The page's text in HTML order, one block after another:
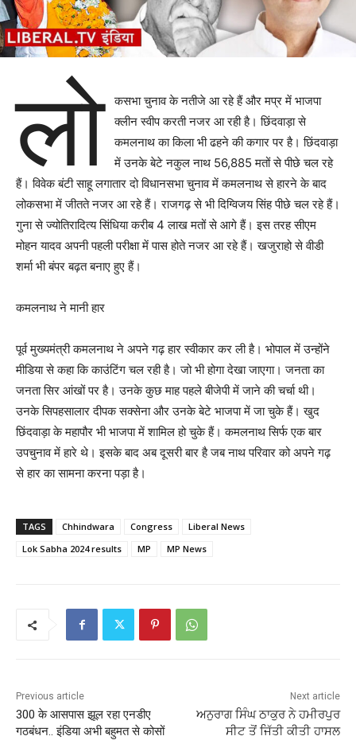
लो
कसभा चुनाव के नतीजे आ रहे हैं और मप्र में भाजपा
क्लीन स्वीप करती नजर आ रही है। छिंदवाड़ा से
कमलनाथ का किला भी ढहने की कगार पर है। छिंदवाड़ा
में उनके बेटे नकुल नाथ 56,885 मतों से पीछे चल रहे
हैं। विवेक बंटी साहू लगातार दो विधानसभा चुनाव में कमलनाथ से हारने के बाद
लोकसभा में जीतते नजर आ रहे हैं। राजगढ़ से भी दिग्विजय सिंह पीछे चल रहे हैं।
गुना से ज्योतिरादित्य सिंधिया करीब 4 लाख मतों से आगे हैं। इस तरह सीएम
मोहन यादव अपनी पहली परीक्षा में पास होते नजर आ रहे हैं। खजुराहो से वीडी
शर्मा भी बंपर बढ़त बनाए हुए हैं।
कमलनाथ ने मानी हार
पूर्व मुख्यमंत्री कमलनाथ ने अपने गढ़ हार स्वीकार कर ली है। भोपाल में उन्होंने
मीडिया से कहा कि काउंटिंग चल रही है। जो भी होगा देखा जाएगा। जनता का
जनता सिर आंखों पर है। उनके कुछ माह पहले बीजेपी में जाने की चर्चा थी।
उनके सिपहसालार दीपक सक्सेना और उनके बेटे भाजपा में जा चुके हैं। खुद
छिंदवाड़ा के महापौर भी भाजपा में शामिल हो चुके हैं। कमलनाथ सिर्फ एक बार
उपचुनाव में हारे थे। इसके बाद अब दूसरी बार है जब नाथ परिवार को अपने गढ़
से हार का सामना करना पड़ा है।
TAGS Chhindwara Congress
Liberal News
Lok Sabha 2024 results
MP MP News
Previous article
300 के आसपास झूल रहा एनडीए
गठबंधन.. इंडिया अभी बहुमत से कोसों
Next article
ਅਨੁਰਾਗ ਸਿੰਘ ਠਾਕੁਰ ਨੇ ਹਮੀਰਪੁਰ
ਸੀਟ ਤੋਂ ਜਿੱਤੀ ਕੀਤੀ ਹਾਸਲ